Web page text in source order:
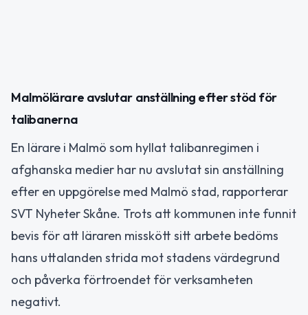
Malmölärare avslutar anställning efter stöd för
talibanerna
En lärare i Malmö som hyllat talibanregimen i
afghanska medier har nu avslutat sin anställning
efter en uppgörelse med Malmö stad, rapporterar
SVT Nyheter Skåne. Trots att kommunen inte funnit
bevis för att läraren misskött sitt arbete bedöms
hans uttalanden strida mot stadens värdegrund
och påverka förtroendet för verksamheten
negativt.